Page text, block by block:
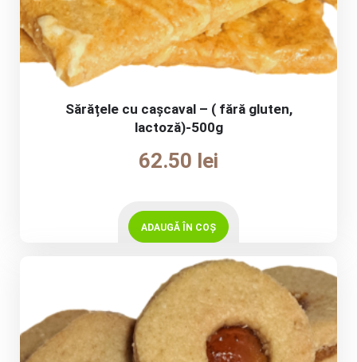
Sărățele cu cașcaval – ( fără gluten,
lactoză)-500g
62.50 lei
ADAUGĂ ÎN COȘ